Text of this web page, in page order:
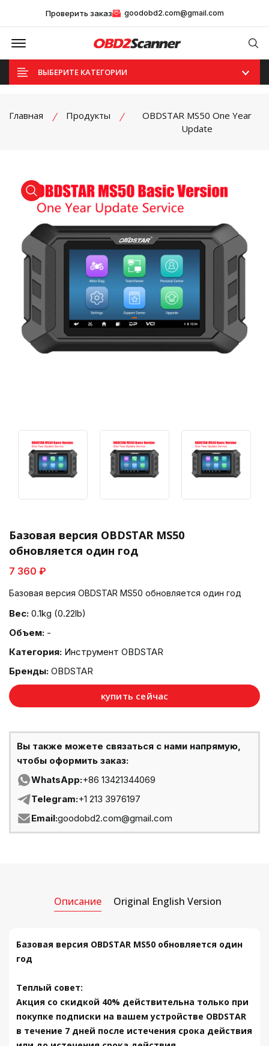
Проверить заказ goodobd2.com@gmail.com
Offcanvas Menu Open
ВЫБЕРИТЕ КАТЕГОРИИ
Главная Продукты
OBDSTAR MS50 One Year
Update
product view
Базовая версия OBDSTAR MS50
обновляется один год
7 360 ₽
Базовая версия OBDSTAR MS50 обновляется один год
Вес: 0.1kg (0.22lb)
Объем: -
Категория: Инструмент OBDSTAR
Бренды: OBDSTAR
купить сейчас
Вы также можете связаться с нами напрямую,
чтобы оформить заказ:
WhatsApp:+86 13421344069
Telegram:+1 213 3976197
Email:goodobd2.com@gmail.com
Описание Original English Version
Базовая версия OBDSTAR MS50 обновляется один
год
Теплый совет:
Акция со скидкой 40% действительна только при
покупке подписки на вашем устройстве OBDSTAR
в течение 7 дней после истечения срока действия